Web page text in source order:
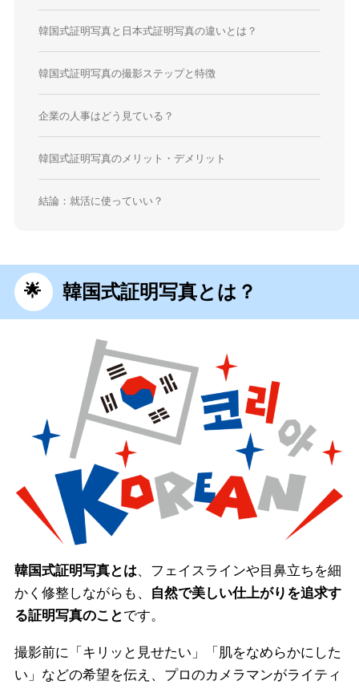
韓国式証明写真と日本式証明写真の違いとは？
韓国式証明写真の撮影ステップと特徴
企業の人事はどう見ている？
韓国式証明写真のメリット・デメリット
結論：就活に使っていい？
韓国式証明写真とは？
韓国式証明写真とは、フェイスラインや目鼻立ちを細
かく修整しながらも、
自然で美しい仕上がりを追求す
る証明写真のことです。
撮影前に「キリッと見せたい」「肌をなめらかにした
い」などの希望を伝え、プロのカメラマンがライティ